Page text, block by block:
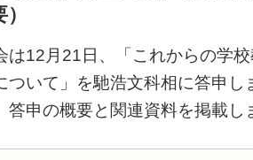
は12月21日、「これからの学
ついて」を馳浩文科相に答申し
答申の概要と関連資料を掲載し